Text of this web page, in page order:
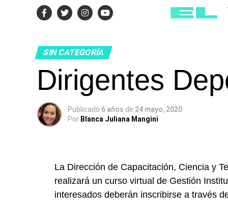
SIN CATEGORÍA
Dirigentes
Publicado 6 años de 24 mayo, 2020
Por Blanca Juliana Mangini
La Dirección de Capacitación, Ciencia y
realizará un curso virtual de Gestión
interesados deberán inscribirse a través